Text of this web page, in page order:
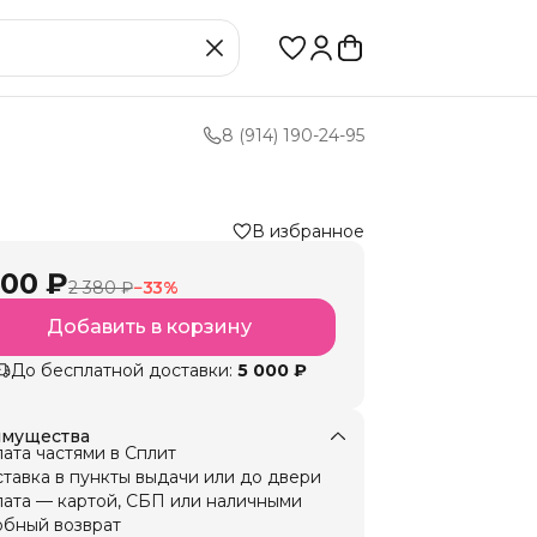
8 (914) 190-24-95
В избранное
₽2 380 ₽−33%
Добавить в корзину
До бесплатной доставки: 5 000 ₽
частями в Сплит
в пункты выдачи или до двери
— картой, СБП или наличными
возврат